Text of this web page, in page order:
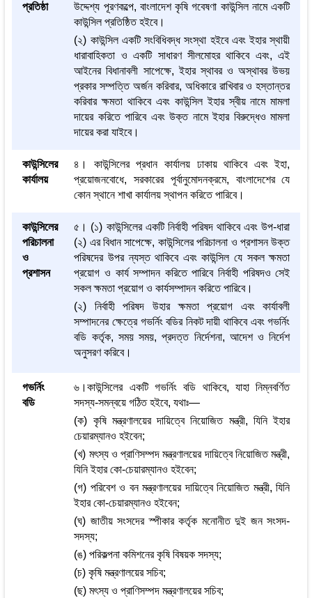
প্রতিষ্ঠা
উদ্দেশ্য পূরণকল্পে, বাংলাদেশ কৃষি গবেষণা কাউন্সিল নামে একটি
কাউন্সিল প্রতিষ্ঠিত হইবে।
(২) কাউন্সিল একটি সংবিধিবদ্ধ সংস্থা হইবে এবং ইহার স্থায়ী
ধারাবাহিকতা ও একটি সাধারণ সীলমোহর থাকিবে এবং, এই
আইনের বিধানাবলী সাপেক্ষে, ইহার স্থাবর ও অস্থাবর উভয়
প্রকার সম্পত্তি অর্জন করিবার, অধিকারে রাখিবার ও হস্তান্তর
করিবার ক্ষমতা থাকিবে এবং কাউন্সিল ইহার স্বীয় নামে মামলা
দায়ের করিতে পারিবে এবং উক্ত নামে ইহার বিরুদ্ধেও মামলা
দায়ের করা যাইবে।
কাউন্সিলের
কার্যালয়
৪। কাউন্সিলের প্রধান কার্যালয় ঢাকায় থাকিবে এবং ইহা,
প্রয়োজনবোধে, সরকারের পূর্বানুমোদনক্রমে, বাংলাদেশের যে
কোন স্থানে শাখা কার্যালয় স্থাপন করিতে পারিবে।
কাউন্সিলের
পরিচালনা
ও
প্রশাসন
৫। (১) কাউন্সিলের একটি নির্বাহী পরিষদ থাকিবে এবং উপ-ধারা
(২) এর বিধান সাপেক্ষে, কাউন্সিলের পরিচালনা ও প্রশাসন উক্ত
পরিষদের উপর ন্যস্ত থাকিবে এবং কাউন্সিল যে সকল ক্ষমতা
প্রয়োগ ও কার্য সম্পাদন করিতে পারিবে নির্বাহী পরিষদও সেই
সকল ক্ষমতা প্রয়োগ ও কার্যসম্পাদন করিতে পারিবে।
(২) নির্বাহী পরিষদ উহার ক্ষমতা প্রয়োগ এবং কার্যাবলী
সম্পাদনের ক্ষেত্রে গভর্নিং বডির নিকট দায়ী থাকিবে এবং গভর্নিং
বডি কর্তৃক, সময় সময়, প্রদত্ত নির্দেশনা, আদেশ ও নির্দেশ
অনুসরণ করিবে।
গভর্নিং
বডি
৬।কাউন্সিলের একটি গভর্নিং বডি থাকিবে, যাহা নিম্নবর্ণিত
সদস্য-সমন্বয়ে গঠিত হইবে, যথাঃ—
(ক) কৃষি মন্ত্রণালয়ের দায়িত্বে নিয়োজিত মন্ত্রী, যিনি ইহার
চেয়ারম্যানও হইবেন;
(খ) মৎস্য ও প্রাণিসম্পদ মন্ত্রণালয়ের দায়িত্বে নিয়োজিত মন্ত্রী,
যিনি ইহার কো-চেয়ারম্যানও হইবেন;
(গ) পরিবেশ ও বন মন্ত্রণালয়ের দায়িত্বে নিয়োজিত মন্ত্রী, যিনি
ইহার কো-চেয়ারম্যানও হইবেন;
(ঘ) জাতীয় সংসদের স্পীকার কর্তৃক মনোনীত দুই জন সংসদ-
সদস্য;
(ঙ) পরিকল্পনা কমিশনের কৃষি বিষয়ক সদস্য;
(চ) কৃষি মন্ত্রণালয়ের সচিব;
(ছ) মৎস্য ও প্রাণিসম্পদ মন্ত্রণালয়ের সচিব;